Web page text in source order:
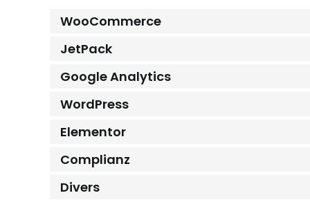
WooCommerce
JetPack
Google Analytics
WordPress
Elementor
Complianz
Divers